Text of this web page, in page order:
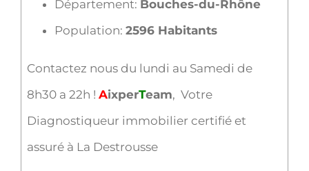
Département: Bouches-du-Rhône
Population: 2596 Habitants
Contactez nous du lundi au Samedi de
8h30 a 22h ! AixperTeam, Votre
Diagnostiqueur immobilier certifié et
assuré à La Destrousse